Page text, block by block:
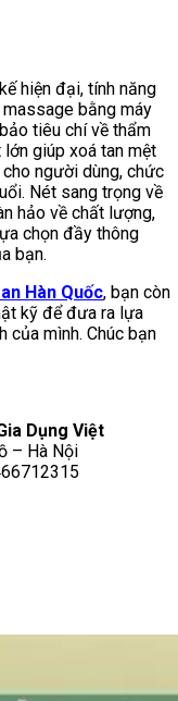
hiện đại, tính năng
bằng máy
tiêu chí về thẩm
giúp xoá tan mệt
người dùng, chức
Nét sang trọng về
hảo về chất lượng,
chọn đầy thông
bạn.
Hàn Quốc, bạn còn
kỹ để đưa ra lựa
của mình. Chúc bạn
Dụng Việt
– Hà Nội